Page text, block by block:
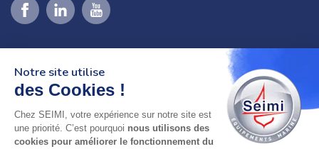
02 98 46 11 02
lundi au vendredi
Notre site utilise
des Cookies !
Chez SEIMI, votre expérience sur notre site est
une priorité. C’est pourquoi nous utilisons des
cookies pour améliorer le fonctionnement du